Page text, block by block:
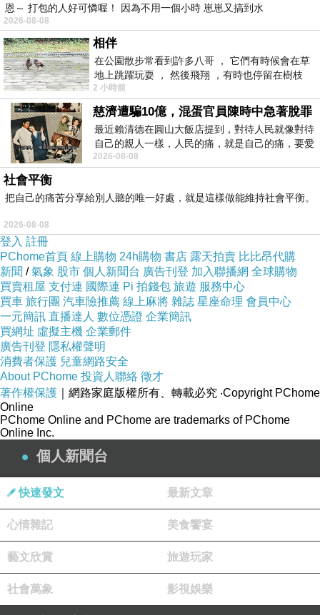
台灣因為少子化人口已快速老化 ，然而103年車
禍受傷的人數卻高達39萬916人。這兩項統計數
字，令人不由得聯想起一個蒼涼的景像，台灣人
口結構不但逐漸老化，而且因為大量的車禍持續
傷殘化！
協助，取得產險公會製作的強制險給付統計，該
資料發揮了一個重要成效，讓國內交通界了解，
原來警政署所做的受傷人數統計，與強制險的體
傷給付統計結果非常一致，兩條曲線圖同步逐年
攀升！根據98年強制險體傷賠款統計，總計有
萬4494人獲得理賠，理賠金額高達
1793元，平均每一人次理賠
見傷者普遍傷得不輕，完全出乎部分學者低估
傷者只需要「擦擦紅藥水」。
此外，中華民國產險公會在
議，對於酒醉駕車肇事者符合三條件者不理賠，
意即呼氣酒精濃度達
0.55mg/L或血液中酒精濃度
達0.11% 以上，或經法院判決違反刑法第
3之罪者不予理賠。我們若檢視賠款數字，也很
容易發現
年間巨大的變化，
總賠款金額原高達
億台幣，96
隨即驟降至
恩～ 打包的人好可憐喔！ 因為不用一個小時 崽崽又搞到水
2026-08-08
相伴
在公園散步常看到許多八哥 ， 它們有時候會在草
地上跳躍玩耍 ， 然後飛翔 ，有時也停留在樹枝
上，它們身軀是咖啡色的，鳥喙是黃色
2 小時前
慈濟遭騙10億，混蛋官員陳時中急著脫罪
最近賴清德在圓山大飯店提到，對待人民就像對待
自己的親人一樣，人民的痛，就是自己的痛，要愛
民如親，說的這麼好聽，實際上根本沒做
2026-08-08
社會平衡
把自己的痛苦分享給別人聽的唯一好處，就是這樣做能維持社會平衡。
2026-08-08
登入 註冊
PChome首頁 線上購物 24h購物 書店 露天拍賣 比比昂代購
新聞 /氣象 股市 個人新聞台 廣告刊登 加入聯播網 全球購物
買賣租屋 支付連 國際連 Pi 拍錢包 旅遊 服務中心
買車 旅行團 汽車險推薦 線上麻將 雜誌 星座命理 會員中心
一元簡訊 直播達人 數位憑證 企業簡訊
買網址 虛擬主機 企業郵件
廣告刊登 隱私權聲明
消費者保護 兒童網路安全
About PChome 投資人聯絡 徵才
著作權保護 ｜網路家庭版權所有、轉載必究 ‧Copyright PChome
Online
PChome Online and PChome are trademarks of PChome
Online Inc.
個人新聞台
快速發文 最新文章
心情雜記 美食饗宴
藝文欣賞 旅遊玩家
社會萬象 影視娛樂